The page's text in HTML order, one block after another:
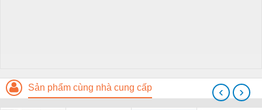
Sản phẩm cùng nhà cung cấp ‹ ›